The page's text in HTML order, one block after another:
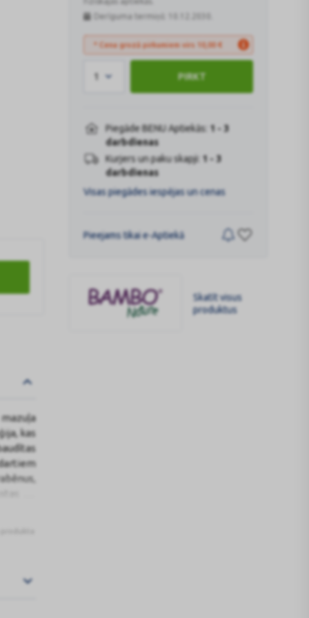
kas
Derīguma termiņš: 10.12.2030.
* Cena grozā pirkumiem virs 10,00 €
1 PIRKT
Piegāde BENU Aptiekās: 1 - 3
darbdienas
Kurjers un paku skapji: 1 - 3
darbdienas
Visas piegādes iespējas un cenas
Pieejams tikai e-Aptiekā
Skatīt visus
produktus